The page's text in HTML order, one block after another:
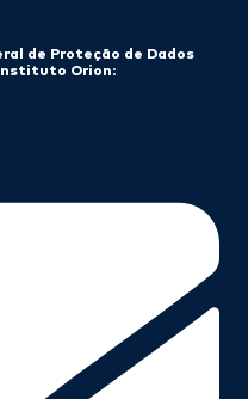
de Proteção de Dados
Orion: